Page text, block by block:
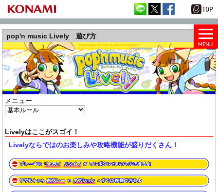
pop'n music Lively 遊び方
メニュー
Livelyはここがスゴイ！
Livelyならではのお楽しみや攻略機能が盛りだくさん！